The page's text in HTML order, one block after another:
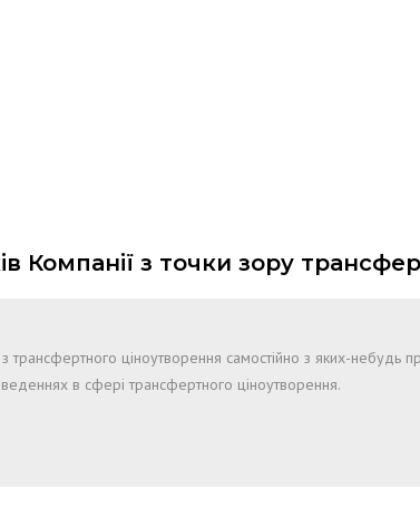
Компанії з точки зору
з трансфертного ціноутворення самостійно з яких-
в сфері трансфертного ціноутворення.